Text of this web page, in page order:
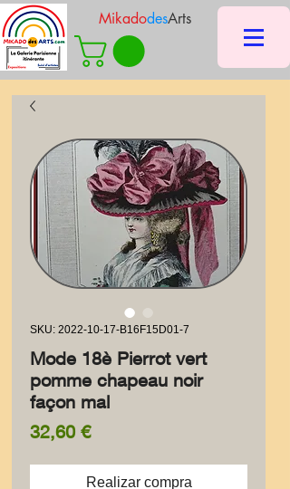
MikadodesArts
SKU: 2022-10-17-B16F15D01-7
Mode 18è Pierrot vert
pomme chapeau noir
façon mal
32,60 €Precio
Realizar compra